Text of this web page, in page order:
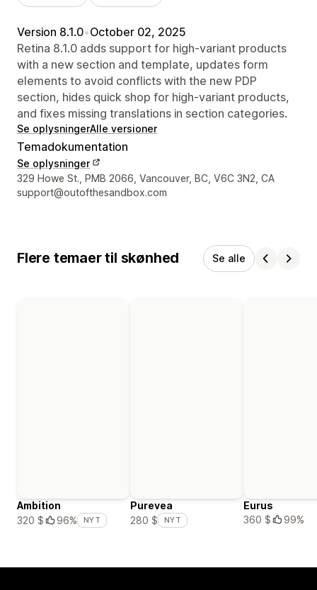
Version 8.1.0•October 02, 2025
Retina 8.1.0 adds support for high-variant products
with a new section and template, updates form
elements to avoid conflicts with the new PDP
section, hides quick shop for high-variant products,
and fixes missing translations in section categories.
Se oplysningerAlle versioner
Temadokumentation
Se oplysninger
Se kontaktoplysninger
329 Howe St., PMB 2066, Vancouver, BC, V6C 3N2, CA
support@outofthesandbox.com
Flere temaer til skønhed Se alle
Ambition
320 $
96% NYT
Purevea
280 $
NYT
Eurus
360 $
99%